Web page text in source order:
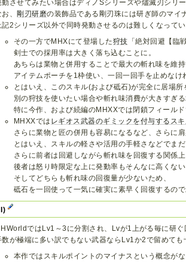
動させてみたい場合はディノSシリーズや燼滅刃シリー
、
剛刃研磨の装飾品である剛刃珠には研ぎ師のマイ
記2シリーズ以外で同時発動させるのは難しくなってい
その一方でMHXにて登場した狩技 「絶対回避【臨
剣士での採用率は大きく落ち込むことに。
あちらは業物と併用することで最大の斬れ味を維持
アイテムポーチを1枠使い、一回一回手を止めな
とはいえ、このスキル(および砥石)が完全に居場所
別の狩技を使いたい場合や斬れ味消費が大きすぎ
特に今作、および続編のMHXXでは閉鎖フィール
MHXXでは レギオス武器のギミックを付与するス
さらに業物と匠の併用も容易になるなど、さらに
とはいえ、スキルの軽さや活用の手軽さなどでま
さらに前者は回避しながら斬れ味を回復する関係
後者は怒り時限定な上に発動率もそんなに高くない
そしてどちらも斬れ味の回復量が少ないため、
砥石を一回使って一気に確実に素早く回復するの
ではLv1～3に分割され、Lvが1上がる毎に研ぐ
数が極端に多い訳でもない武器ならLv1か2で留めても
本作ではスキルポイントのマイナスという概念が